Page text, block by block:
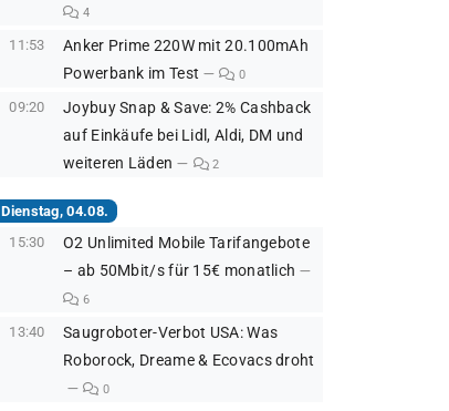
4
11:53
Anker Prime 220W mit 20.100mAh
Powerbank im Test
0
09:20
Joybuy Snap & Save: 2% Cashback
auf Einkäufe bei Lidl, Aldi, DM und
weiteren Läden
2
Dienstag, 04.08.
15:30
O2 Unlimited Mobile Tarifangebote
– ab 50Mbit/s für 15€ monatlich
6
13:40
Saugroboter-Verbot USA: Was
Roborock, Dreame & Ecovacs droht
0